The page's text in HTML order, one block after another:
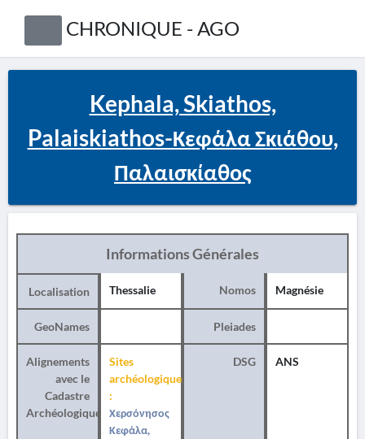
CHRONIQUE - AGO
Kephala, Skiathos,
Palaiskiathos-Κεφάλα Σκιάθου,
Παλαισκίαθος
Informations Générales
Localisation Thessalie Nomos Magnésie
GeoNames Pleiades
Alignements
avec le
Cadastre
Archéologique
Sites
archéologiques
:
Χερσόνησος
Κεφάλα,
DSG ANS